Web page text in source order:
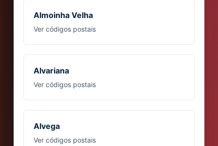
Almoinha Velha
Ver códigos postais
Alvariana
Ver códigos postais
Alvega
Ver códigos postais